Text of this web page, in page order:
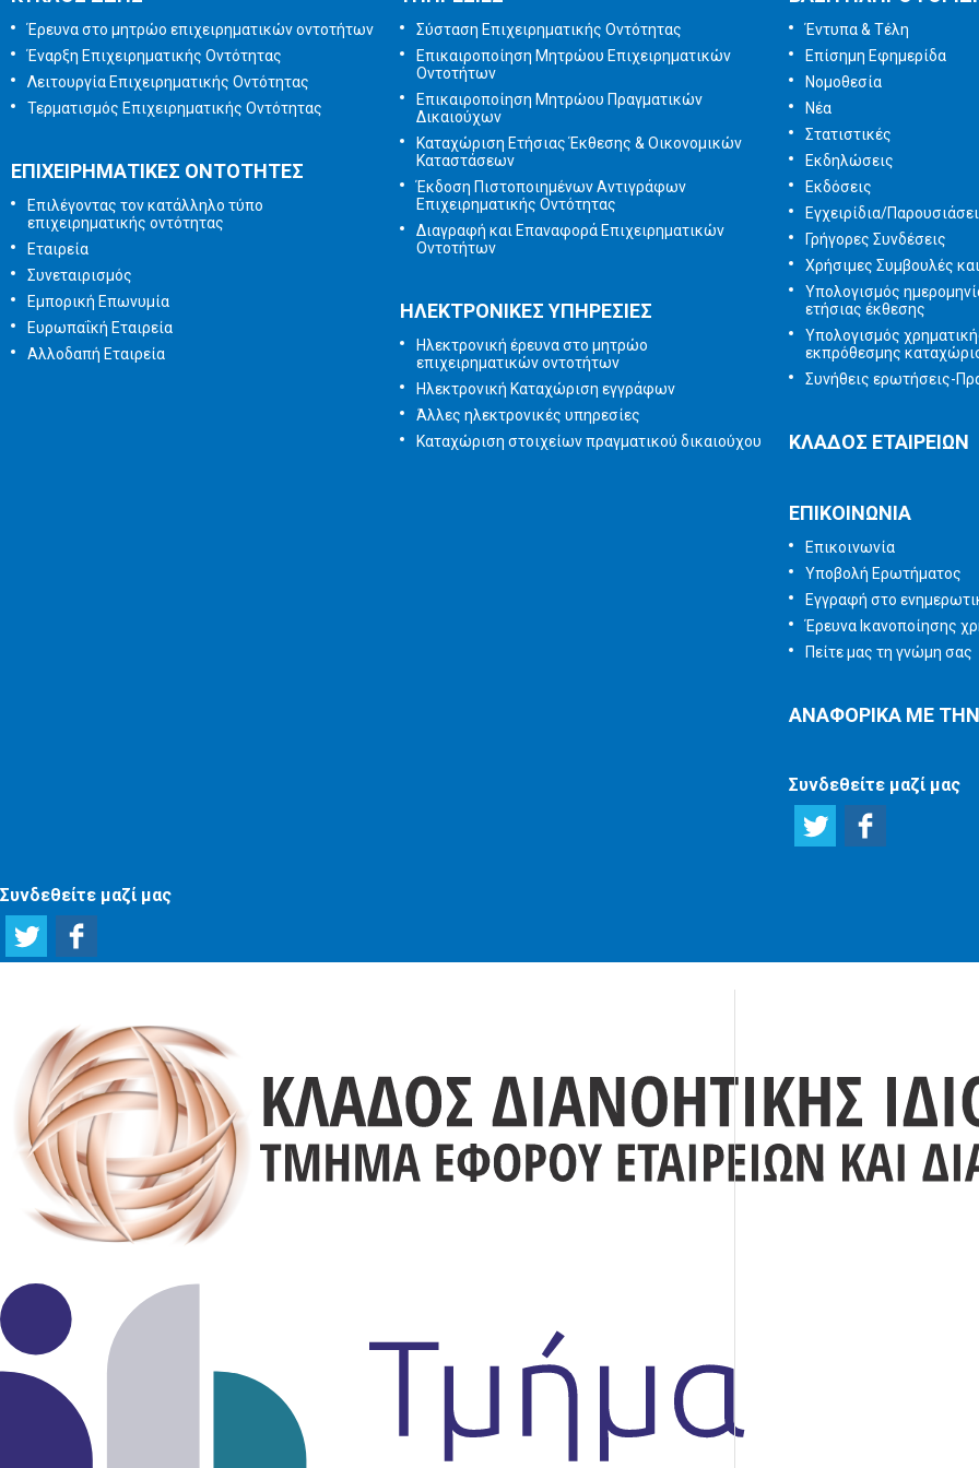
Έρευνα στο μητρώο επιχειρηματικών οντοτήτων
Έναρξη Επιχειρηματικής Οντότητας
Λειτουργία Επιχειρηματικής Οντότητας
Τερματισμός Επιχειρηματικής Οντότητας
ΕΠΙΧΕΙΡΗΜΑΤΙΚΕΣ ΟΝΤΟΤΗΤΕΣ
Επιλέγοντας τον κατάλληλο τύπο
επιχειρηματικής οντότητας
Εταιρεία
Συνεταιρισμός
Εμπορική Επωνυμία
Ευρωπαΐκή Εταιρεία
Αλλοδαπή Εταιρεία
Σύσταση Επιχειρηματικής Οντότητας
Επικαιροποίηση Μητρώου Επιχειρηματικών
Οντοτήτων
Επικαιροποίηση Μητρώου Πραγματικών
Δικαιούχων
Καταχώριση Ετήσιας Έκθεσης & Οικονομικών
Καταστάσεων
Έκδοση Πιστοποιημένων Αντιγράφων
Επιχειρηματικής Οντότητας
Διαγραφή και Επαναφορά Επιχειρηματικών
Οντοτήτων
ΗΛΕΚΤΡΟΝΙΚΕΣ ΥΠΗΡΕΣΙΕΣ
Ηλεκτρονική έρευνα στο μητρώο
επιχειρηματικών οντοτήτων
Ηλεκτρονική Καταχώριση εγγράφων
Άλλες ηλεκτρονικές υπηρεσίες
Καταχώριση στοιχείων πραγματικού δικαιούχου
Έντυπα & Τέλη
Επίσημη Εφημερίδα
Νομοθεσία
Νέα
Στατιστικές
Εκδηλώσεις
Εκδόσεις
Εγχειρίδια/
Γρήγορες Συνδέσεις
Χρήσιμες Συμβουλές
Υπολογισμός
ετήσιας έκθεσης
Υπολογισμός
εκπρόθεσμης
Συνήθεις ερωτήσεις-
ΚΛΑΔΟΣ ΕΤΑΙΡΕΙΩΝ
ΕΠΙΚΟΙΝΩΝΙΑ
Επικοινωνία
Υποβολή Ερωτήματος
Εγγραφή στο
Έρευνα Ικανοποίησης
Πείτε μας τη γνώμη σας
ΑΝΑΦΟΡΙΚΑ ΜΕ ΤΗΝ
Συνδεθείτε μαζί μας
Συνδεθείτε μαζί μας